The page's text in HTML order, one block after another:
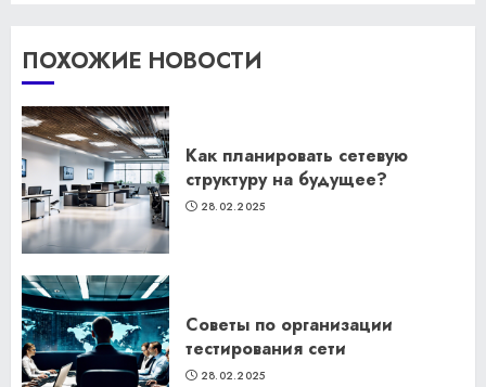
ПОХОЖИЕ НОВОСТИ
Как планировать сетевую
структуру на будущее?
28.02.2025
Советы по организации
тестирования сети
28.02.2025